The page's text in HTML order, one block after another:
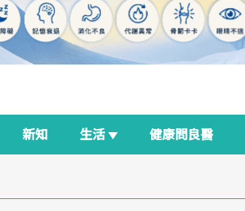
新知 生活 健康問良醫